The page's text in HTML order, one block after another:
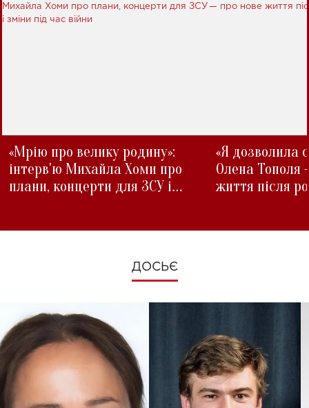
«Мрію про велику родину»:
інтерв'ю Михайла Хоми про
плани, концерти для ЗСУ і
«Я дозволила
Олена Тополя
життя після
ДОСЬЄ